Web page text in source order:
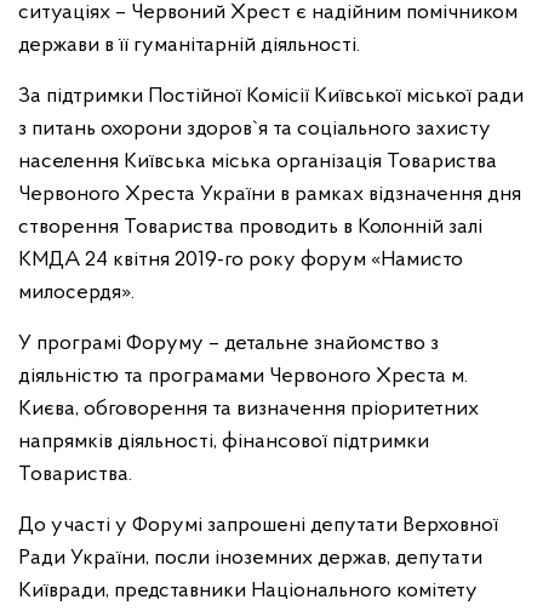
ситуаціях – Червоний Хрест є надійним помічником
держави в її гуманітарній діяльності.
За підтримки Постійної Комісії Київської міської ради
з питань охорони здоров`я та соціального захисту
населення Київська міська організація Товариства
Червоного Хреста України в рамках відзначення дня
створення Товариства проводить в Колонній залі
КМДА 24 квітня 2019-го року форум «Намисто
милосердя».
У програмі Форуму – детальне знайомство з
діяльністю та програмами Червоного Хреста м.
Києва, обговорення та визначення пріоритетних
напрямків діяльності, фінансової підтримки
Товариства.
До участі у Форумі запрошені депутати Верховної
Ради України, посли іноземних держав, депутати
Київради, представники Національного комітету